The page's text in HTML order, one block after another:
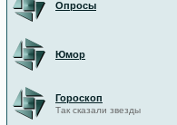
Опросы
Юмор
Гороскоп
Так сказали звезды